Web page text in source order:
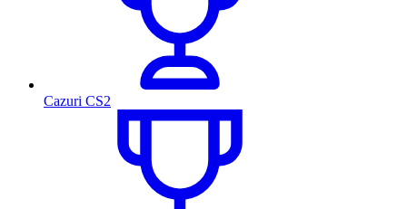
Cazuri CS2